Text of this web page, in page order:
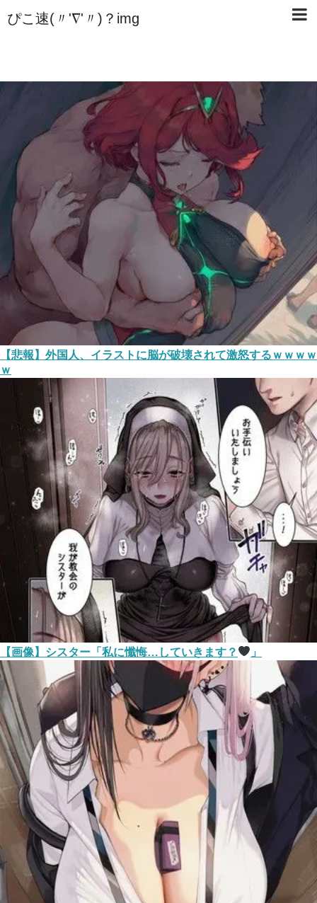
ぴこ速(〃'∇'〃)？img
【悲報】外国人、イラストに脳が破壊されて激怒するｗｗｗｗ
ｗ
【画像】シスター「私に懺悔…していきます？ 」